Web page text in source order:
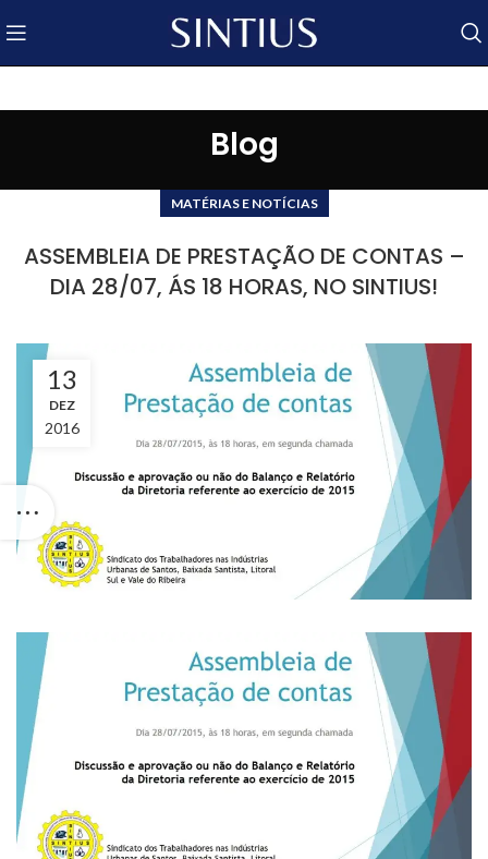
Blog
MATÉRIAS E NOTÍCIAS
ASSEMBLEIA DE PRESTAÇÃO DE CONTAS –
DIA 28/07, ÁS 18 HORAS, NO SINTIUS!
13
DEZ
2016